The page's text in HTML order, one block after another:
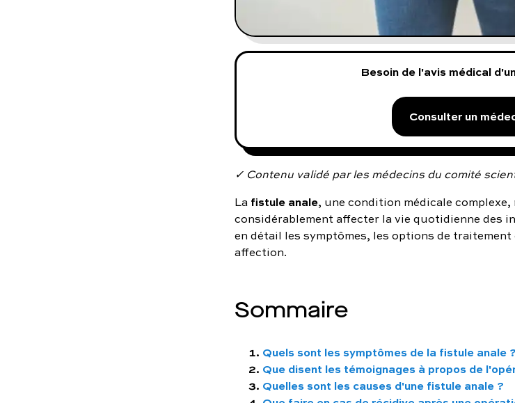
Besoin de l'avis médical
Consulter un
✓ Contenu validé par les médecins du comité
La fistule anale, une condition médicale
considérablement affecter la vie quotidienne des
en détail les symptômes, les options de
affection.
Sommaire
Quels sont les symptômes de la fistule anale ?
Que disent les témoignages à propos de
Quelles sont les causes d'une fistule anale ?